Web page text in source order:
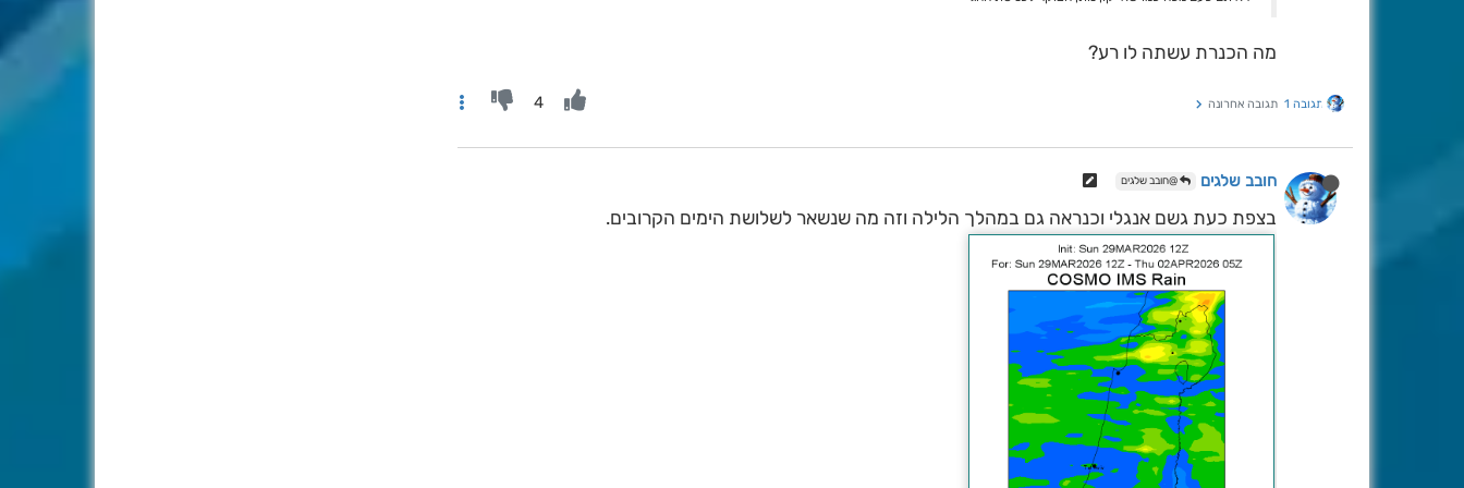
מה הכנרת עשתה לו רע?
תגובה 1 תגובה אחרונה 4
חובב שלגים @חובב שלגים
בצפת כעת גשם אנגלי וכנראה גם במהלך הלילה וזה מה שנשאר לשלושת הימים הקרובים.